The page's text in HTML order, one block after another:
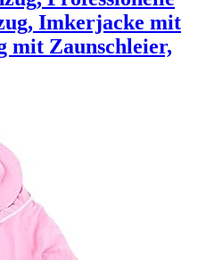
Imkerjacke mit
mit Zaunschleier,